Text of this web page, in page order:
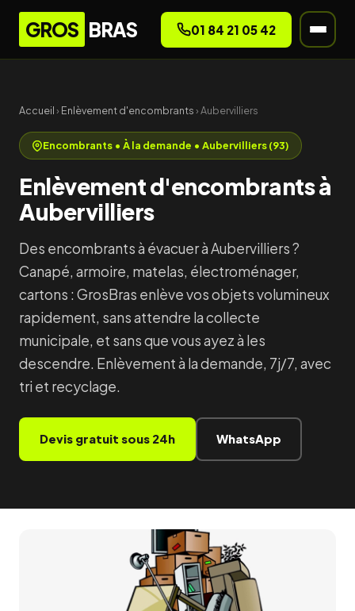
GROS BRAS 01 84 21 05 42
Accueil› Enlèvement d'encombrants› Aubervilliers
Encombrants • À la demande • Aubervilliers (93)
Enlèvement d'encombrants à
Aubervilliers
Des encombrants à évacuer à Aubervilliers ?
Canapé, armoire, matelas, électroménager,
cartons : GrosBras enlève vos objets volumineux
rapidement, sans attendre la collecte
municipale, et sans que vous ayez à les
descendre. Enlèvement à la demande, 7j/7, avec
tri et recyclage.
Devis gratuit sous 24h WhatsApp